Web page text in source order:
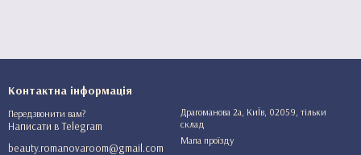
Контактна інформація
Передзвонити вам?
Написати в Telegram
beauty.romanovaroom@gmail.com
Драгоманова 2а, КиЇв, 02059, тільки
склад
Мапа проїзду